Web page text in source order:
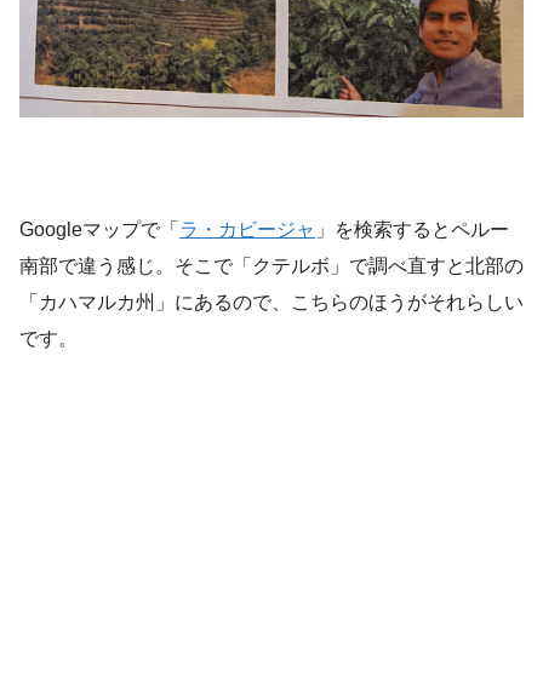
Googleマップで「 ラ・カビージャ 」を検索するとペルー
南部で違う感じ。そこで「クテルボ」で調べ直すと北部の
「カハマルカ州」にあるので、こちらのほうがそれらしい
です。